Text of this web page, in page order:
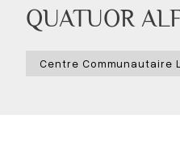
QUATUOR
Centre Communautaire